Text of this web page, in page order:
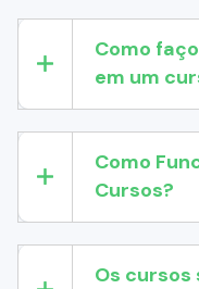
Como
em um
Como
Cursos?
Os